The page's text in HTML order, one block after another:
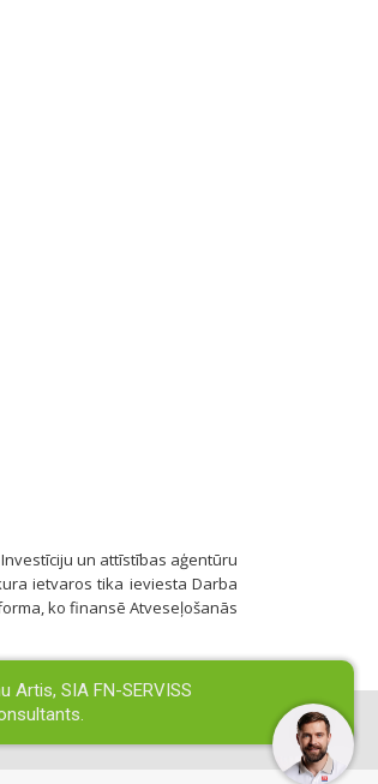
Artis, SIA FN-SERVISS
Investīciju un attīstības aģentūru
ietvaros tika ieviesta Darba
ko finansē Atveseļošanās